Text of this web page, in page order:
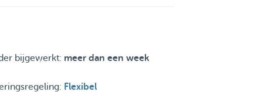
bijgewerkt: meer dan een week
Flexibel